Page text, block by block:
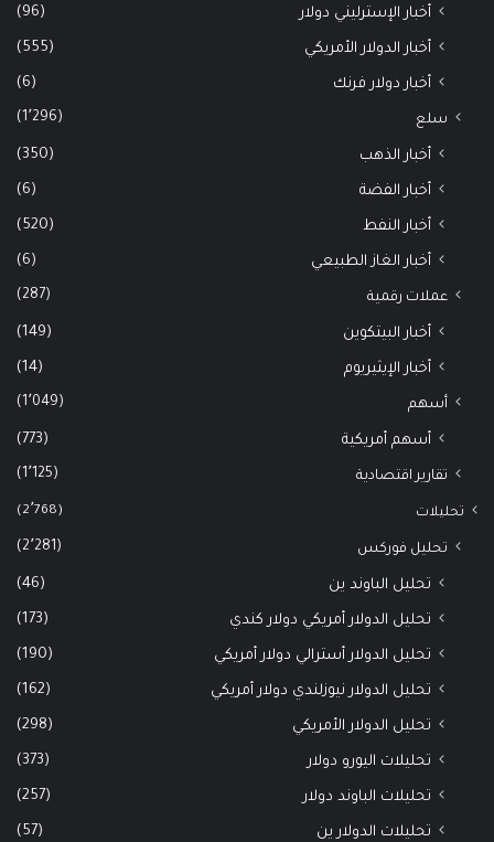
أخبار الإسترليني دولار (96)
أخبار الدولار الأمريكي (555)
أخبار دولار فرنك (6)
سلع (1٬296)
أخبار الذهب (350)
أخبار الفضة (6)
أخبار النفط (520)
أخبار الغاز الطبيعي (6)
عملات رقمية (287)
أخبار البيتكوين (149)
أخبار الإيثيريوم (14)
أسهم (1٬049)
أسهم أمريكية (773)
تقارير اقتصادية (1٬125)
تحليلات (2٬768)
تحليل فوركس (2٬281)
تحليل الباوند ين (46)
تحليل الدولار أمريكي دولار كندي (173)
تحليل الدولار أسترالي دولار أمريكي (190)
تحليل الدولار نيوزلندي دولار أمريكي (162)
تحليل الدولار الأمريكي (298)
تحليلات اليورو دولار (373)
تحليلات الباوند دولار (257)
تحليلات الدولار ين (57)